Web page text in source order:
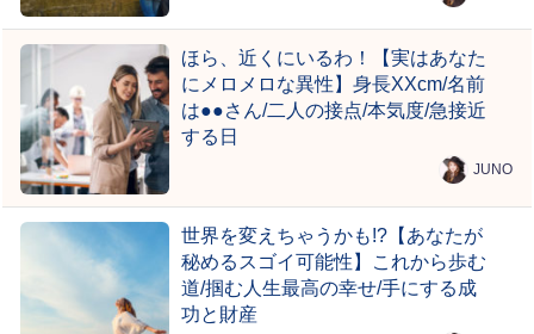
ほら、近くにいるわ！【実はあなた
にメロメロな異性】身長XXcm/名前
は●●さん/二人の接点/本気度/急接近
する日
JUNO
世界を変えちゃうかも!?【あなたが
秘めるスゴイ可能性】これから歩む
道/掴む人生最高の幸せ/手にする成
功と財産